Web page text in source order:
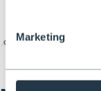
Marketing